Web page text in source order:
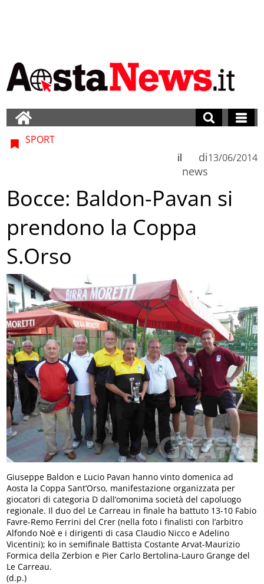
SPORT
di
news
il 13/06/2014
Bocce: Baldon-Pavan si
prendono la Coppa
S.Orso
Giuseppe Baldon e Lucio Pavan hanno vinto domenica ad
Aosta la Coppa Sant’Orso, manifestazione organizzata per
giocatori di categoria D dall’omonima società del capoluogo
regionale. Il duo del Le Carreau in finale ha battuto 13-10 Fabio
Favre-Remo Ferrini del Crer (nella foto i finalisti con l’arbitro
Alfondo Noè e i dirigenti di casa Claudio Nicco e Adelino
Vicentini); ko in semifinale Battista Costante Arvat-Maurizio
Formica della Zerbion e Pier Carlo Bertolina-Lauro Grange del
Le Carreau.
(d.p.)